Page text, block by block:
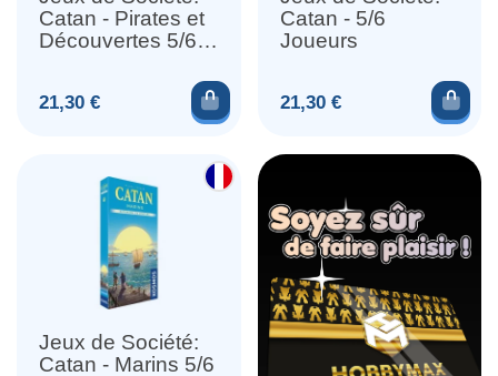
Catan - Pirates et
Découvertes 5/6
Prix
21,30 € Ajouter au panier
Catan - 5/6
Joueurs
Prix
21,30 €
Jeux de Société:
Catan - Marins 5/6